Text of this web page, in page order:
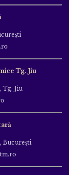
Tg. Jiu
Tg. Jiu
Bucureşti